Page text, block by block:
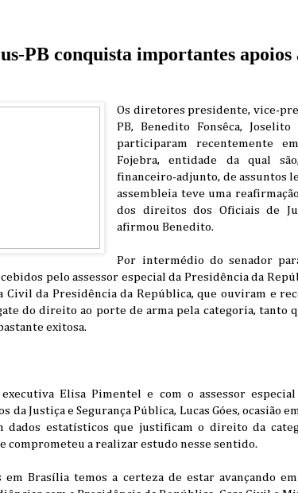
PB conquista importantes apoios
Os diretores presidente, vice-
PB, Benedito Fonsêca,
participaram recentemente
Fojebra, entidade da qual
financeiro-adjunto, de assuntos
assembleia teve uma
dos direitos dos Oficiais de
afirmou Benedito.
Por intermédio do senador
pelo assessor especial da Presidência da
Civil da Presidência da República, que ouviram e
do direito ao porte de arma pela categoria, tanto
exitosa.
Elisa Pimentel e com o assessor
Justiça e Segurança Pública, Lucas Góes, ocasião
dados estatísticos que justificam o direito da
comprometeu a realizar estudo nesse sentido.
em Brasília temos a certeza de estar avançando